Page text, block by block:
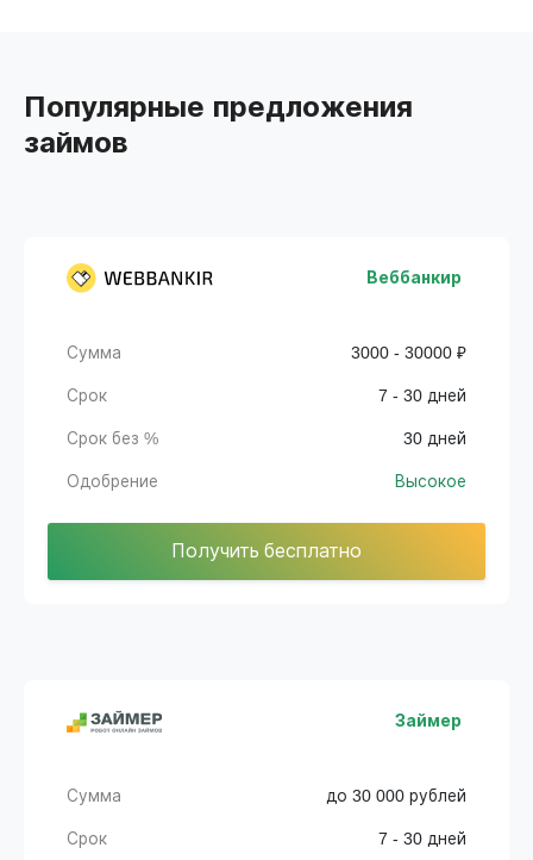
Популярные предложения
займов
Веббанкир
Сумма 3000 - 30000 ₽
Срок 7 - 30 дней
Срок без % 30 дней
Одобрение Высокое
Получить бесплатно
Займер
Сумма до 30 000 рублей
Срок 7 - 30 дней